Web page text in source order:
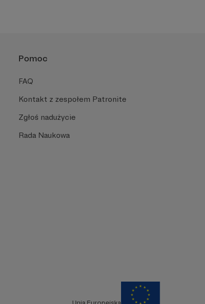
Pomoc
FAQ
Kontakt z zespołem Patronite
Zgłoś nadużycie
Rada Naukowa
Unia Europejska